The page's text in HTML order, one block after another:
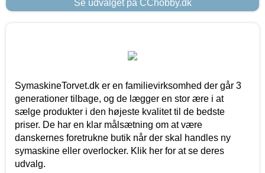
Se udvalget på CChobby.dk
SymaskineTorvet.dk er en familievirksomhed der går 3
generationer tilbage, og de lægger en stor ære i at
sælge produkter i den højeste kvalitet til de bedste
priser. De har en klar målsætning om at være
danskernes foretrukne butik når der skal handles ny
symaskine eller overlocker. Klik her for at se deres
udvalg.